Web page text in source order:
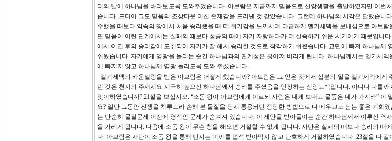
리의 날에 하나님을 바라보도록 도와주었습니다. 아브람은 지금까지 믿음으로 신앙생활을 출발하였지만 이번
습니다. 드디어 그도 믿음의 조상다운 미친 존재감을 드러낸 것 같았습니다. 그런데 하나님의 시각은 달랐습니
수했을 때보다 약속의 땅에서 처음 승리했을 때 더 위기감을 느끼시며 다급하게 멜기세덱을 보내심으로 아브
면 믿음이 어린 단계에서는 실패의 때보다 성공의 때에 자기 자랑하다가 더 실족하기 쉬운 시기이기 때문입니
에서 이긴 후의 승리감에 도취되어 자기가 잘 해서 승리한 것으로 착각하기 쉬웠습니다. 교만에 빠져 하나님께
쉬웠습니다. 자기에게 영광을 돌리는 순간 하나님과의 관계성은 끊어져 버리게 됩니다. 하나님께서는 멜기세
에 빠지지 않고 하나님께 영광 돌리도록 도와 주셨습니다.
멜기세덱의 카운셀링을 받은 아브람은 어떻게 했습니까? 아브람은 그 얻은 것에서 십분의 일을 멜기세덱에게
린 것은 천지의 주재시요 지극히 높으신 하나님께서 승리를 주셨음을 인정하는 신앙고백입니다. 아니나 다를까
맞이하였습니까? 21절을 보십시오. “소돔 왕이 아브람에게 이르되 사람은 내게 보내고 물품은 네가 가지라” 이
요? 일단 그동안 전쟁을 치루느라 손해 본 물질을 당시 통용되던 정당한 방법으로 다 메우고도 남는 좋은 기회
는 단순히 물질문제 이전에 영적인 문제가 숨겨져 있습니다. 이 제안을 받아들이는 순간 하나님께서 이루신 역
을 가리게 됩니다. 다음에 소돔 왕이 무슨 청을 해오면 거절할 수 없게 됩니다. 사탄은 실패의 때보다 승리의 때
다. 아브람은 사탄이 소돔 왕을 통해 던지는 미끼를 덥석 받아먹지 않고 단호하게 거절하였습니다. 23절을 다 같